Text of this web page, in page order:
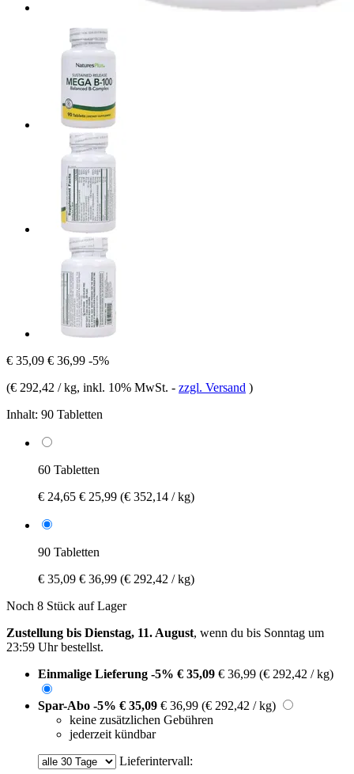
€ 35,09 € 36,99 -5%
(€ 292,42 / kg, inkl. 10% MwSt. - zzgl. Versand )
Inhalt: 90 Tabletten
60 Tabletten
€ 24,65 € 25,99 (€ 352,14 / kg)
90 Tabletten
€ 35,09 € 36,99 (€ 292,42 / kg)
Noch 8 Stück auf Lager
Zustellung bis Dienstag, 11. August, wenn du bis Sonntag um
23:59 Uhrbestellst.
Einmalige Lieferung -5% € 35,09 € 36,99 (€ 292,42 / kg)
Spar-Abo -5% € 35,09 € 36,99 (€ 292,42 / kg)
keine zusätzlichen Gebühren
jederzeit kündbar
Lieferintervall: